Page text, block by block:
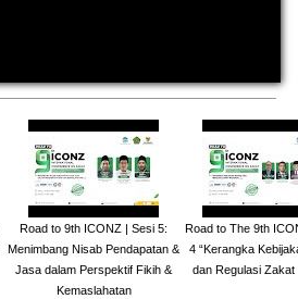
Road to 9th ICONZ | Sesi 5:
Menimbang Nisab Pendapatan &
Jasa dalam Perspektif Fikih &
Kemaslahatan
Road to The 9th
4 “Kerangka
dan Regulasi Zakat